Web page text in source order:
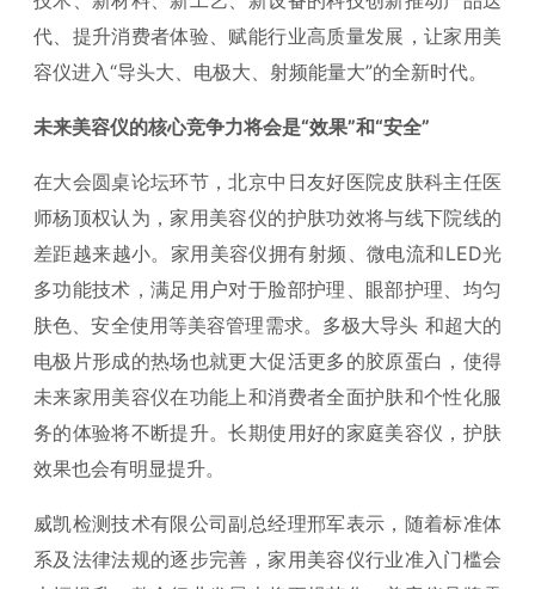
代、提升消费者体验、赋能行业高质量发展，让家用美
容仪进入“导头大、电极大、射频能量大”的全新时代。
未来美容仪的核心竞争力将会是“效果”和“安全”
在大会圆桌论坛环节，北京中日友好医院皮肤科主任医
师杨顶权认为，家用美容仪的护肤功效将与线下院线的
差距越来越小。家用美容仪拥有射频、微电流和LED光
多功能技术，满足用户对于脸部护理、眼部护理、均匀
肤色、安全使用等美容管理需求。多极大导头 和超大的
电极片形成的热场也就更大促活更多的胶原蛋白，使得
未来家用美容仪在功能上和消费者全面护肤和个性化服
务的体验将不断提升。长期使用好的家庭美容仪，护肤
效果也会有明显提升。
威凯检测技术有限公司副总经理邢军表示，随着标准体
系及法律法规的逐步完善，家用美容仪行业准入门槛会